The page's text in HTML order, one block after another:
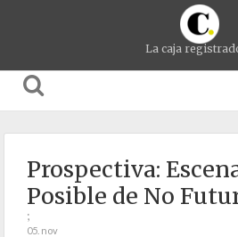
La caja
Prospectiva:
Posible de No
;
05. nov